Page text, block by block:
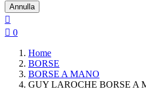
Annulla

 0
Home
BORSE
BORSE A MANO
GUY LAROCHE BORSE A